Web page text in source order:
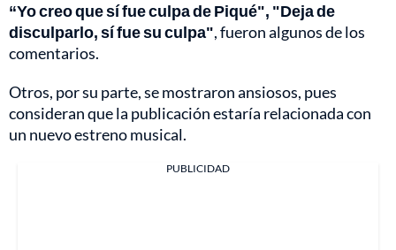
“Yo creo que sí fue culpa de Piqué", "Deja de
disculparlo, sí fue su culpa", fueron algunos de los
comentarios.
Otros, por su parte, se mostraron ansiosos, pues
consideran que la publicación estaría relacionada con
un nuevo estreno musical.
PUBLICIDAD